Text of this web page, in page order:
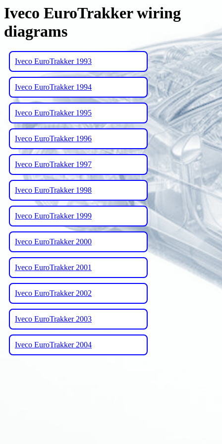
Iveco EuroTrakker wiring
diagrams
Iveco EuroTrakker 1993
Iveco EuroTrakker 1994
Iveco EuroTrakker 1995
Iveco EuroTrakker 1996
Iveco EuroTrakker 1997
Iveco EuroTrakker 1998
Iveco EuroTrakker 1999
Iveco EuroTrakker 2000
Iveco EuroTrakker 2001
Iveco EuroTrakker 2002
Iveco EuroTrakker 2003
Iveco EuroTrakker 2004